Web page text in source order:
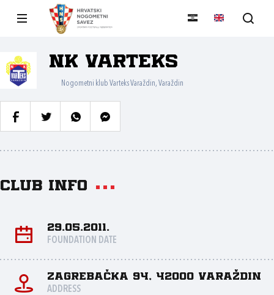
NK Varteks
Nogometni klub Varteks Varaždin, Varaždin
Club info
29.05.2011.
FOUNDATION DATE
Zagrebačka 94, 42000 Varaždin
ADDRESS